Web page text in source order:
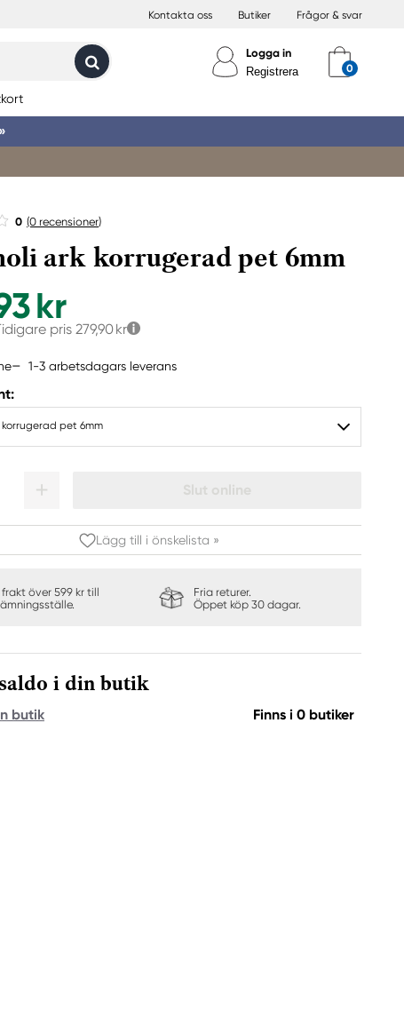
Kontakta oss Butiker Frågor & svar
Logga in
Registrera
0 (0 recensioner)
ark korrugerad pet 6mm
kr
pris 279,90 kr
1-3 arbetsdagars leverans
korrugerad pet 6mm
Slut online
Lägg till i önskelista »
frakt över 599 kr till
Fria returer.
Öppet köp 30 dagar.
i din butik
butik Finns i 0 butiker